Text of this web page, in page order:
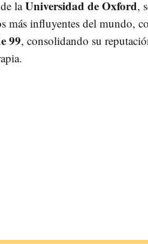
laUniversidad de Oxford,
más influyentes del mundo,
99, consolidando su